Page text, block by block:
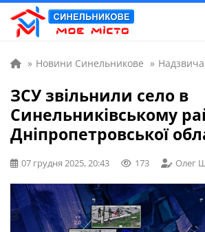
» Новини Синельникове »
ЗСУ звільнили село в
Синельниківському
Дніпропетровської
07 грудня 2025, 20:43 173 Олег